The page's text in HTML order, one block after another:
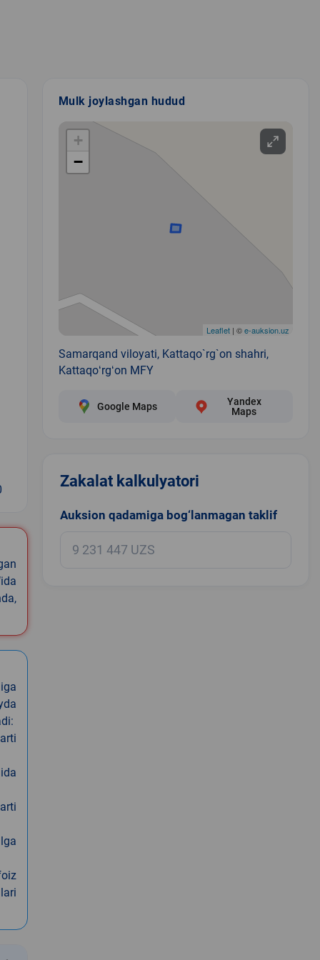
Mulk joylashgan hudud
+
−
Leaflet| ©e-auksion.uz
Samarqand viloyati, Kattaqo`rg`on shahri,
Kattaqoʻrgʻon MFY
Google Maps
Yandex
Maps
Zakalat kalkulyatori
Auksion qadamiga bog‘lanmagan taklif